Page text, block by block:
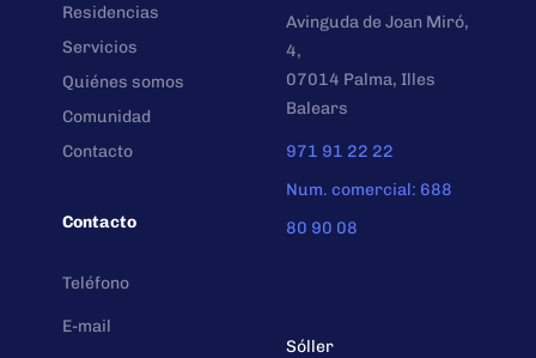
Residencias
Servicios
Quiénes somos
Comunidad
Contacto
Contacto
Teléfono
E-mail
Avinguda de Joan Miró,
4,
07014 Palma, Illes
Balears
971 91 22 22
Num. comercial: 688
80 90 08
Sóller